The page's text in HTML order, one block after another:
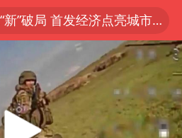
以“新”破局 首发经济点亮城市消费活力
风白海豚影响中国已成定局
风白海豚进入48小时警戒线
佛得角门将亮相智利俱乐部主场
陈熠叫医疗暂停被驳回 带伤遭逆转